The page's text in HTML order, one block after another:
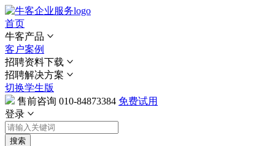
首页
牛客产品
客户案例
招聘资料下载
招聘解决方案
切换学生版
售前咨询 010-84873384 免费试用
登录
搜索